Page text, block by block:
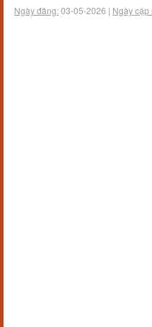
Ngày đăng:03-05-2026 | Ngày cập